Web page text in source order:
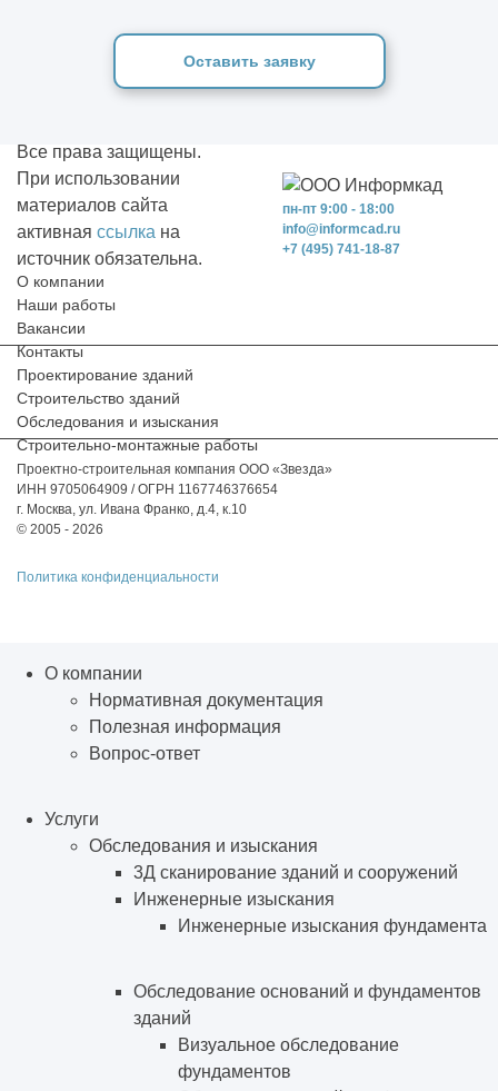
Оставить заявку
пн-пт 9:00 - 18:00
+7 (495) 741-18-87
info@informcad.ru
О компании
Наши работы
Вакансии
Контакты
Проектирование зданий
Строительство зданий
Обследования и изыскания
Строительно-монтажные работы
Проектно-строительная компания ООО «Звезда»
ИНН 9705064909 / ОГРН 1167746376654
г. Москва, ул. Ивана Франко, д.4, к.10
© 2005 - 2026
Политика конфиденциальности
Все права защищены.
При использовании
материалов сайта
активная ссылка на
источник обязательна.
О компании
Нормативная документация
Полезная информация
Вопрос-ответ
Услуги
Обследования и изыскания
3Д сканирование зданий и сооружений
Инженерные изыскания
Инженерные изыскания фундамента
Обследование оснований и фундаментов
зданий
Визуальное обследование
фундаментов